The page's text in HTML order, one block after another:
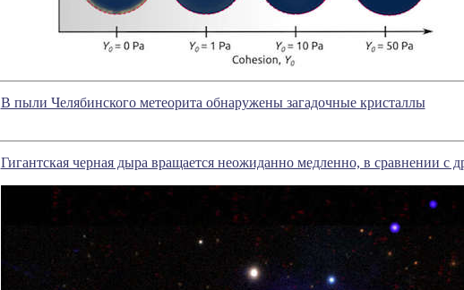
В пыли Челябинского метеорита обнаружены загадочные кристаллы
Гигантская черная дыра вращается неожиданно медленно, в сравнении